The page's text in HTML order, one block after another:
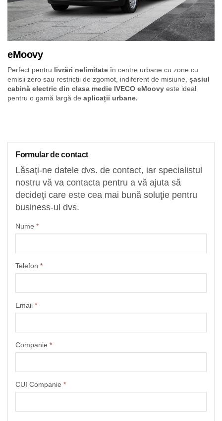
eMoovy
Perfect pentru livrări nelimitate în centre urbane cu zone cu
emisii zero sau restricții de zgomot, indiferent de misiune, șasiul
cabină electric din clasa medie IVECO eMoovy este ideal
pentru o gamă largă de aplicații urbane.
Formular de contact
Lăsaţi-ne datele dvs. de contact, iar specialistul
nostru vă va contacta pentru a vă ajuta să
decideți care este cea mai bună soluţie pentru
business-ul dvs.
Nume *
Telefon *
Email *
Companie *
CUI Companie *